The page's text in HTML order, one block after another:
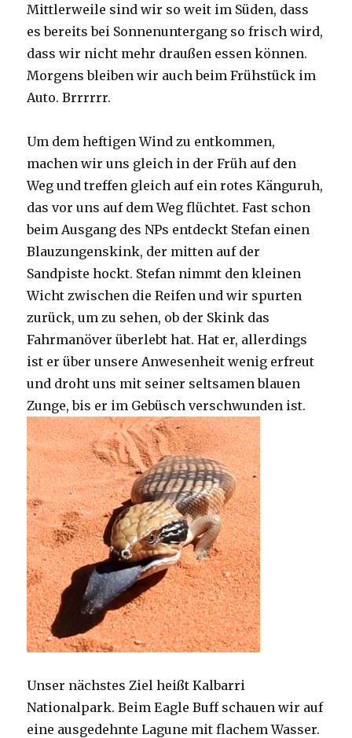
Mittlerweile sind wir so weit im Süden, dass
es bereits bei Sonnenuntergang so frisch wird,
dass wir nicht mehr draußen essen können.
Morgens bleiben wir auch beim Frühstück im
Auto. Brrrrrr.
Um dem heftigen Wind zu entkommen,
machen wir uns gleich in der Früh auf den
Weg und treffen gleich auf ein rotes Känguruh,
das vor uns auf dem Weg flüchtet. Fast schon
beim Ausgang des NPs entdeckt Stefan einen
Blauzungenskink, der mitten auf der
Sandpiste hockt. Stefan nimmt den kleinen
Wicht zwischen die Reifen und wir spurten
zurück, um zu sehen, ob der Skink das
Fahrmanöver überlebt hat. Hat er, allerdings
ist er über unsere Anwesenheit wenig erfreut
und droht uns mit seiner seltsamen blauen
Zunge, bis er im Gebüsch verschwunden ist.
Unser nächstes Ziel heißt Kalbarri
Nationalpark. Beim Eagle Buff schauen wir auf
eine ausgedehnte Lagune mit flachem Wasser.